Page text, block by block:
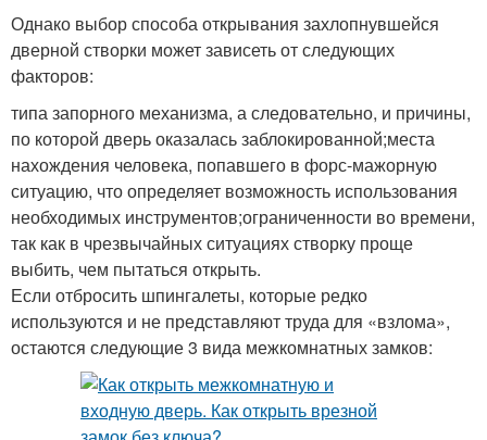
Однако выбор способа открывания захлопнувшейся
дверной створки может зависеть от следующих
факторов:
типа запорного механизма, а следовательно, и причины,
по которой дверь оказалась заблокированной;места
нахождения человека, попавшего в форс-мажорную
ситуацию, что определяет возможность использования
необходимых инструментов;ограниченности во времени,
так как в чрезвычайных ситуациях створку проще
выбить, чем пытаться открыть.
Если отбросить шпингалеты, которые редко
используются и не представляют труда для «взлома»,
остаются следующие 3 вида межкомнатных замков: